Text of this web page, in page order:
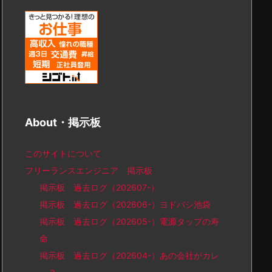
About・掲示板
このサイトについて
フリーランスエンジニア 掲示板
掲示板 過去ログ（202607-）
掲示板 過去ログ（202606-）ヨドバシ池袋
掲示板 過去ログ（202605-）電源タップの寿
命
掲示板 過去ログ（202604-）あの会社がカレ